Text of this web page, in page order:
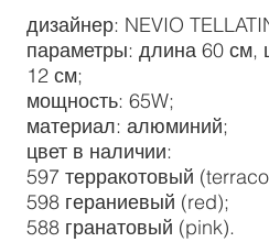
дизайнер: NEVIO
параметры: длина 60 см,
12 см;
мощность: 65W;
материал: алюминий;
цвет в наличии:
597 терракотовый
598 гераниевый (red);
588 гранатовый (pink).